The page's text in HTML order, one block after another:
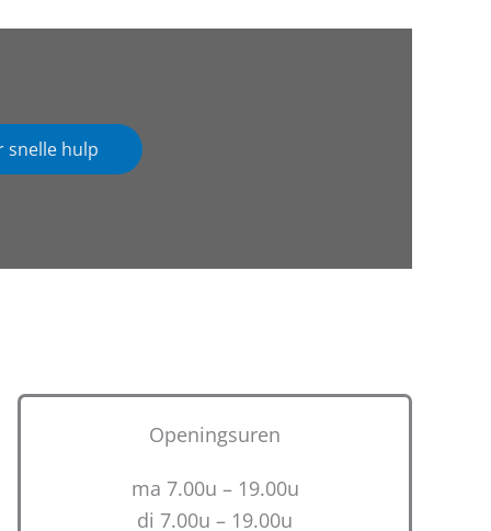
snelle hulp
Openingsuren
ma 7.00u – 19.00u
di 7.00u – 19.00u